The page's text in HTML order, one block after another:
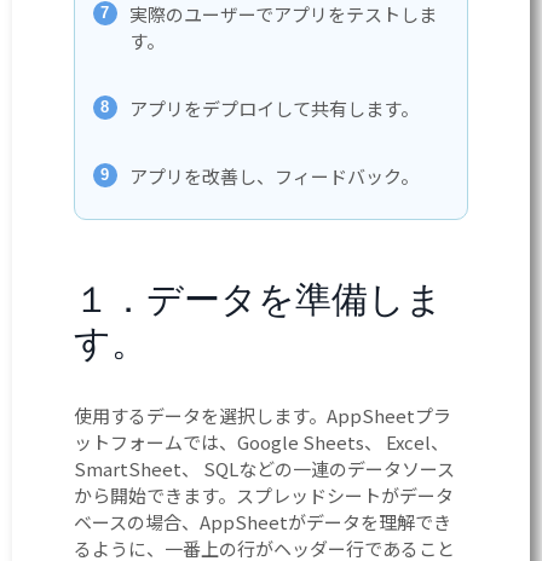
実際のユーザーでアプリをテストしま
す。
アプリをデプロイして共有します。
アプリを改善し、フィードバック。
１．データを準備しま
す。
使用するデータを選択します。AppSheetプラ
ットフォームでは、Google Sheets、 Excel、
SmartSheet、 SQLなどの一連のデータソース
から開始できます。スプレッドシートがデータ
ベースの場合、AppSheetがデータを理解でき
るように、一番上の行がヘッダー行であること